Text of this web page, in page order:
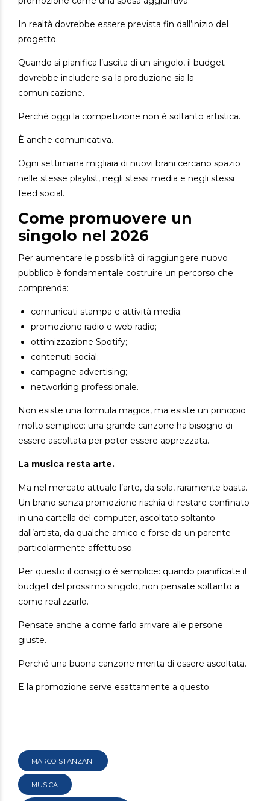
In realtà dovrebbe essere prevista fin dall’inizio del
progetto.
Quando si pianifica l’uscita di un singolo, il budget
dovrebbe includere sia la produzione sia la
comunicazione.
Perché oggi la competizione non è soltanto artistica.
È anche comunicativa.
Ogni settimana migliaia di nuovi brani cercano spazio
nelle stesse playlist, negli stessi media e negli stessi
feed social.
Come promuovere un
singolo nel 2026
Per aumentare le possibilità di raggiungere nuovo
pubblico è fondamentale costruire un percorso che
comprenda:
comunicati stampa e attività media;
promozione radio e web radio;
ottimizzazione Spotify;
contenuti social;
campagne advertising;
networking professionale.
Non esiste una formula magica, ma esiste un principio
molto semplice: una grande canzone ha bisogno di
essere ascoltata per poter essere apprezzata.
La musica resta arte.
Ma nel mercato attuale l’arte, da sola, raramente basta.
Un brano senza promozione rischia di restare confinato
in una cartella del computer, ascoltato soltanto
dall’artista, da qualche amico e forse da un parente
particolarmente affettuoso.
Per questo il consiglio è semplice: quando pianificate il
budget del prossimo singolo, non pensate soltanto a
come realizzarlo.
Pensate anche a come farlo arrivare alle persone
giuste.
Perché una buona canzone merita di essere ascoltata.
E la promozione serve esattamente a questo.
MARCO STANZANI
MUSICA